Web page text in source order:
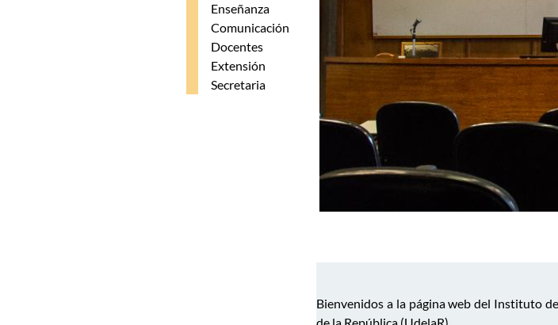
Enseñanza
Comunicación
Docentes
Extensión
Secretaria
Bienvenidos a la página web del Instituto